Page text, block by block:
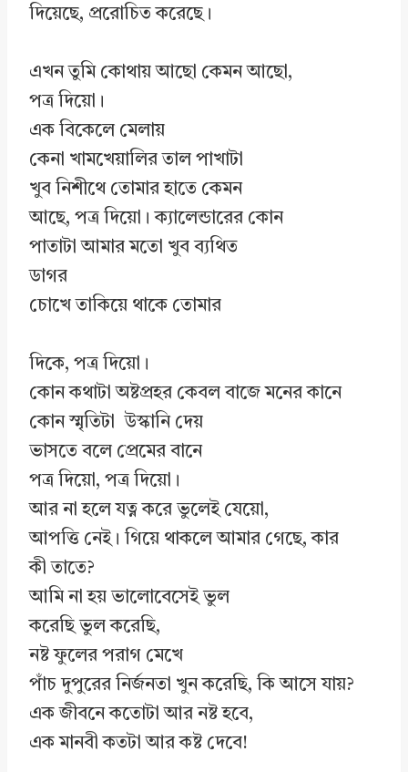
দিয়েছে, প্ররোচিত করেছে।
এখন তুমি কোথায় আছো কেমন আছো,
পত্র দিয়ো।
এক বিকেলে মেলায়
কেনা খামখেয়ালির তাল পাখাটা
খুব নিশীথে তোমার হাতে কেমন
আছে, পত্র দিয়ো। ক্যালেন্ডারের কোন
পাতাটা আমার মতো খুব ব্যথিত
ডাগর
চোখে তাকিয়ে থাকে তোমার
দিকে, পত্র দিয়ো।
কোন কথাটা অষ্টপ্রহর কেবল বাজে মনের কানে
কোন স্মৃতিটা উস্কানি দেয়
ভাসতে বলে প্রেমের বানে
পত্র দিয়ো, পত্র দিয়ো।
আর না হলে যত্ন করে ভুলেই যেয়ো,
আপত্তি নেই। গিয়ে থাকলে আমার গেছে, কার
কী তাতে?
আমি না হয় ভালোবেসেই ভুল
করেছি ভুল করেছি,
নষ্ট ফুলের পরাগ মেখে
পাঁচ দুপুরের নির্জনতা খুন করেছি, কি আসে যায়?
এক জীবনে কতোটা আর নষ্ট হবে,
এক মানবী কতটা আর কষ্ট দেবে!